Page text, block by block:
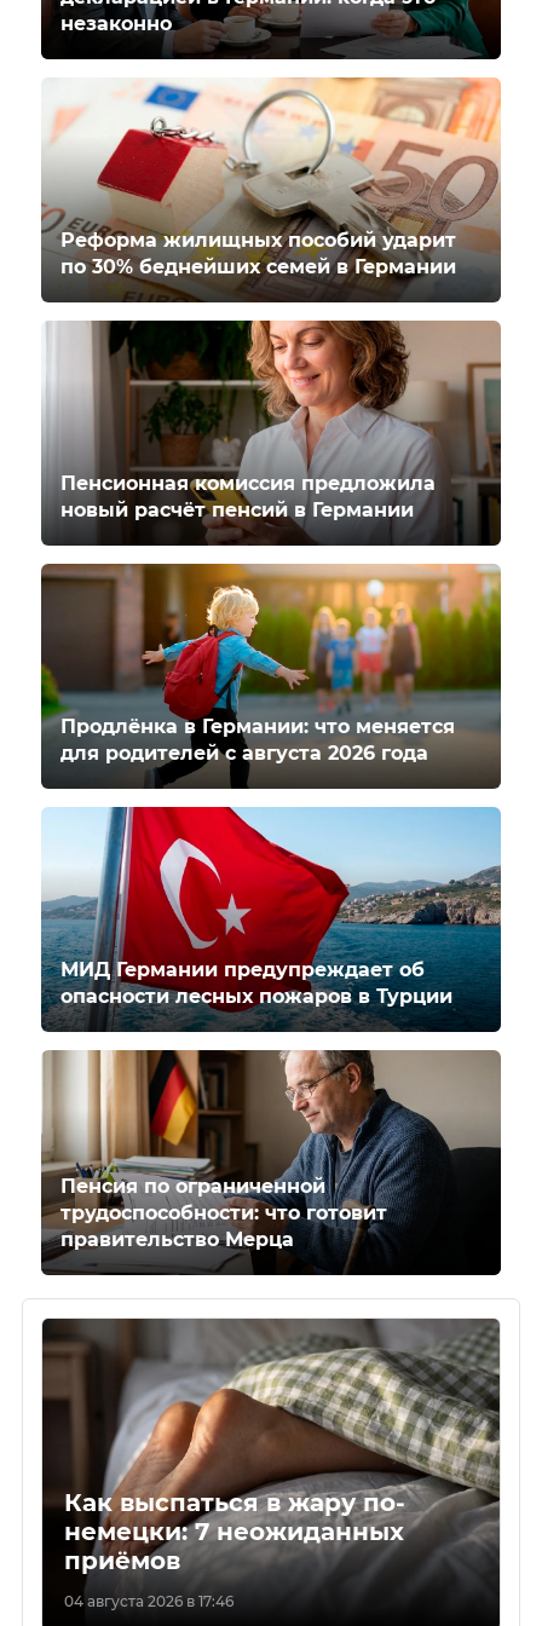
незаконно
Реформа жилищных пособий ударит
по 30% беднейших семей в Германии
Пенсионная комиссия предложила
новый расчёт пенсий в Германии
Продлёнка в Германии: что меняется
для родителей с августа 2026 года
МИД Германии предупреждает об
опасности лесных пожаров в Турции
Пенсия по ограниченной
трудоспособности: что готовит
правительство Мерца
Как выспаться в жару по-
немецки: 7 неожиданных
приёмов
04 августа 2026 в 17:46